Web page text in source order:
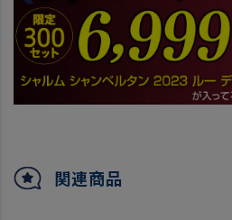
関連商品